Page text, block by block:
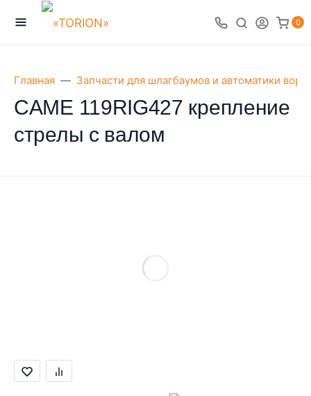
0
Главная Запчасти для шлагбаумов и автоматики
CAME 119RIG427 крепление
стрелы с валом